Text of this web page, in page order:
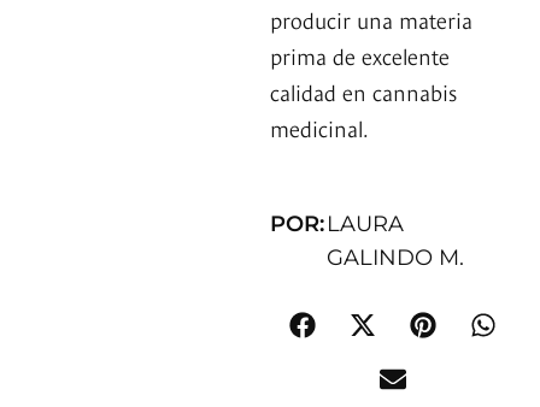
producir una materia
prima de excelente
calidad en cannabis
medicinal.
POR:LAURA
GALINDO M.